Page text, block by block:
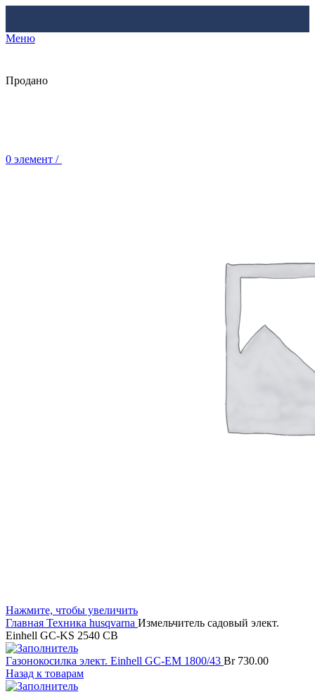
Меню
0 элемент / Br
Продано
Нажмите, чтобы увеличить
Главная Техника husqvarna Измельчитель садовый элект.
Einhell GC-KS 2540 CB
Газонокосилка элект. Einhell GC-EM 1800/43 Br730.00
Назад к товарам